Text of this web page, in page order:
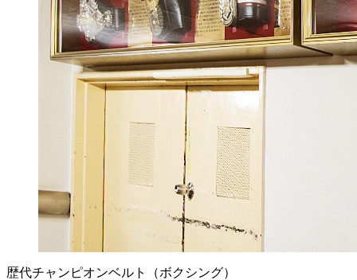
歴代チャンピオンベルト（ボクシング）